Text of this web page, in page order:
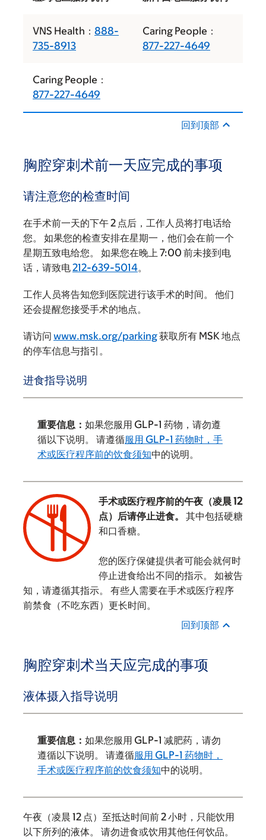
VNS Health： 888-
735-8913
Caring People：
877-227-4649
Caring People：
877-227-4649
回到顶部
胸腔穿刺术前一天应完成的事项
请注意您的检查时间
在手术前一天的下午 2 点后，工作人员将打电话给
您。 如果您的检查安排在星期一，他们会在前一个
星期五致电给您。 如果您在晚上 7:00 前未接到电
话，请致电212-639-5014。
工作人员将告知您到医院进行该手术的时间。 他们
还会提醒您接受手术的地点。
请访问 www.msk.org/parking获取所有 MSK 地点
的停车信息与指引。
进食指导说明
重要信息： 如果您服用 GLP-1 药物，请勿遵
循以下说明。 请遵循服用 GLP-1 药物时，手
术或医疗程序前的饮食须知中的说明。
手术或医疗程序前的午夜（凌晨 12
点）后请停止进食。
其中包括硬糖
和口香糖。
您的医疗保健提供者可能会就何时
停止进食给出不同的指示。 如被告
知，请遵循其指示。 有些人需要在手术或医疗程序
前禁食（不吃东西）更长时间。
回到顶部
胸腔穿刺术当天应完成的事项
液体摄入指导说明
重要信息： 如果您服用 GLP-1 减肥药，请勿
遵循以下说明。 请遵循服用 GLP-1 药物时，
手术或医疗程序前的饮食须知中的说明。
午夜（凌晨 12 点）至抵达时间前 2 小时，只能饮用
以下所列的液体。 请勿进食或饮用其他任何饮品。